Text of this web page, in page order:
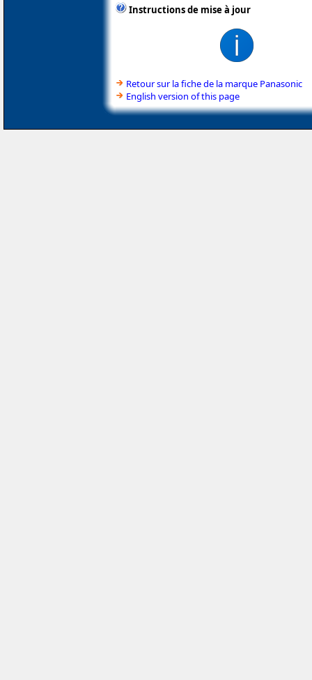
Instructions de mise à jour
Retour sur la fiche de la marque Panasonic
English version of this page